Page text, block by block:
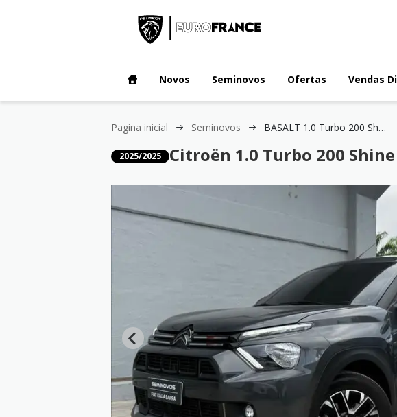
Novos Seminovos Ofertas Vendas
Pagina inicial Seminovos BASALT 1.0 Turbo 200 Shine
2025/2025 Citroën 1.0 Turbo 200 Shine